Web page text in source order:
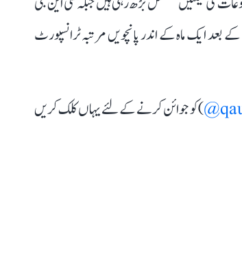
ایک ماہ کے اندر پانچویں مرتبہ ٹرانسپورٹ
) کو جوائن کرنے کے لئے یہاں کلک کریں